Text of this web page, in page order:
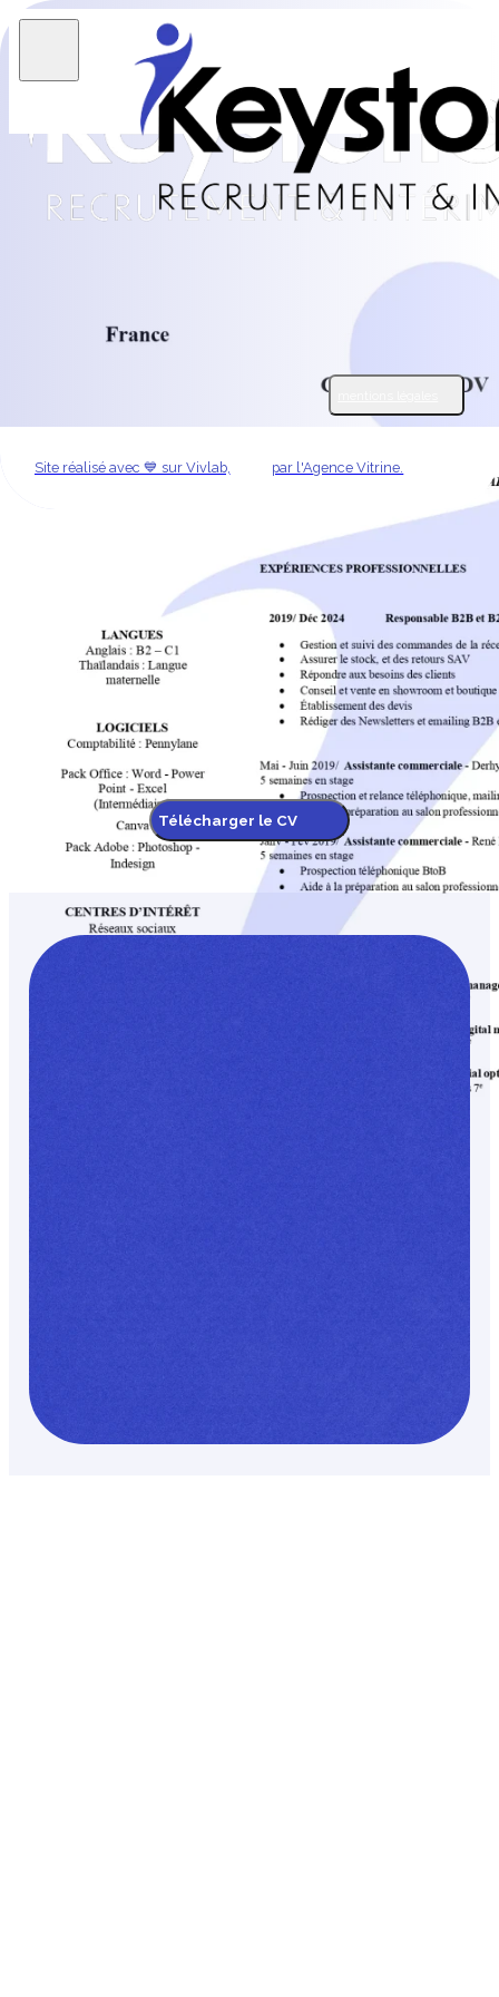
Télécharger le CV
Découvrir les offres
Chez Keystone recrutement, nous simplifions la recherche
de talents en CDD, CDI, ou intérim pour les métiers
supports. Notre différence ? Un oeil expert et humain pour
dénicher les talents uniques, qui feront toute la différence
dans la réussite de vos projets.
Site réalisé avec 💙 sur Vivlab, par l'Agence Vitrine.